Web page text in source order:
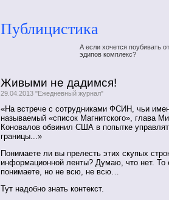
Публицистика
А если хочется поубивать
эдипов комплекс?
Живыми не дадимся!
29.04.2013 "Ежедневный журнал"
«На встрече с сотрудниками ФСИН, чьи
называемый «список Магнитского», глава
Коновалов обвинил США в попытке
границы...»
Понимаете ли вы прелесть этих скупых
информационной ленты? Думаю, что нет. То
понимаете, но не всю, не всю…
Тут надобно знать контекст.